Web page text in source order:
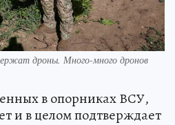
дроны. Много-много дронов
в опорниках ВСУ,
и в целом подтверждает